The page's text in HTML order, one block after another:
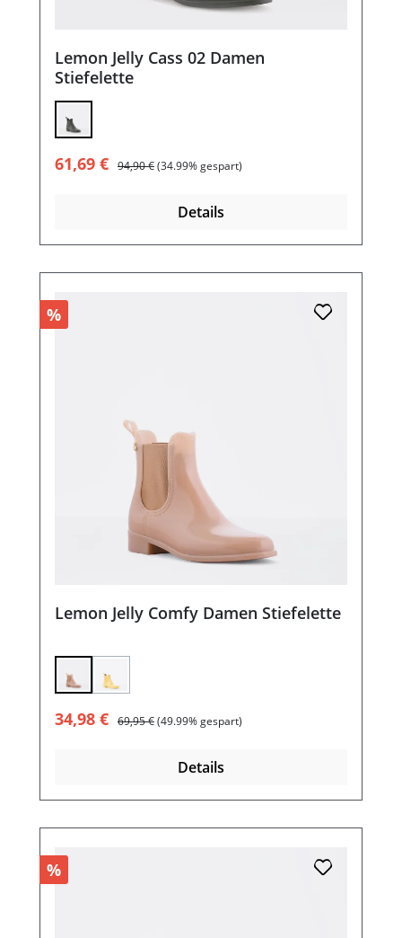
Lemon Jelly Cass 02 Damen
Stiefelette
Verkaufspreis:
61,69 € Regulärer Preis:
94,90 €(34.99% gespart)
Details
%
Lemon Jelly Comfy Damen Stiefelette
(Diese Option ist zurzeit nicht verfügbar.)
Verkaufspreis:
34,98 € Regulärer Preis:
69,95 €(49.99% gespart)
Details
%